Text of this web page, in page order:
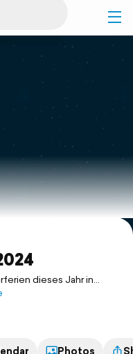
dieses Jahr in
Trips im eigenen
Schwerin auf den Plauer
Photos